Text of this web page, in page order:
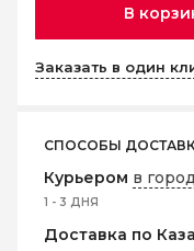
В
Заказать в один
СПОСОБЫ
Курьером в
1 - 3 ДНЯ
Доставка по